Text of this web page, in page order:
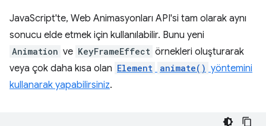
JavaScript'te, Web Animasyonları API'si tam olarak aynı
sonucu elde etmek için kullanılabilir. Bunu yeni
Animation ve KeyFrameEffect örnekleri oluşturarak
veya çok daha kısa olan Element animate() yöntemini
kullanarak yapabilirsiniz.